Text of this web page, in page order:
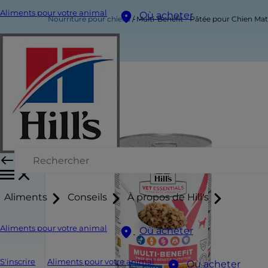
Aliments pour votre animal Où acheter
Aliments Conseils À propos de Hill's
Aliments pour votre animal Où acheter
S'inscrire Aliments pour votre animal Où acheter
Nourriture pour chiens Multi-Benefit - Pâtée pour Chien